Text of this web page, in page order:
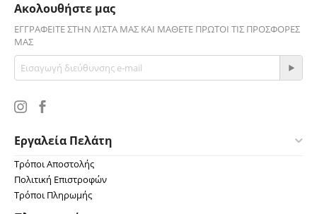
Ακολουθήστε μας
ΕΓΓΡΑΦΕΊΤΕ ΣΤΗΝ ΛΊΣΤΑ ΜΑΣ ΚΑΙ ΜΆΘΕΤΕ ΠΡΏΤΟΙ ΤΙΣ ΠΡΟΣΦΟΡΈΣ
ΜΑΣ
Εργαλεία Πελάτη
Τρόποι Αποστολής
Πολιτική Επιστροφών
Τρόποι Πληρωμής